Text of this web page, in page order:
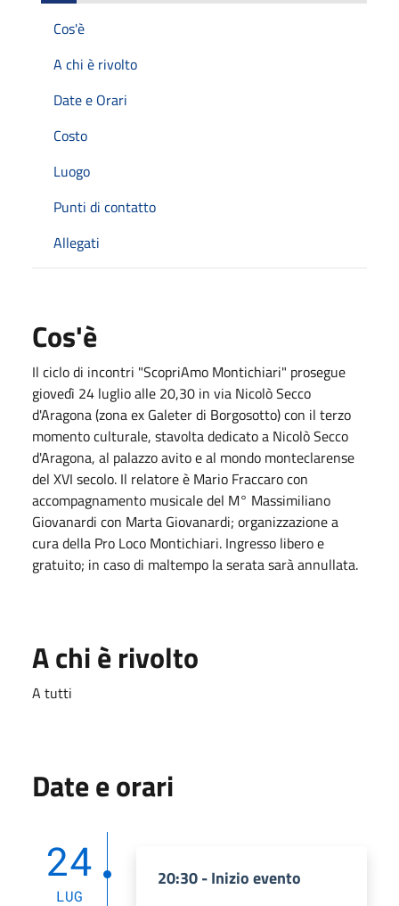
Cos'è
A chi è rivolto
Date e Orari
Costo
Luogo
Punti di contatto
Allegati
Cos'è
Il ciclo di incontri "ScopriAmo Montichiari" prosegue
giovedì 24 luglio alle 20,30 in via Nicolò Secco
d'Aragona (zona ex Galeter di Borgosotto) con il terzo
momento culturale, stavolta dedicato a Nicolò Secco
d'Aragona, al palazzo avito e al mondo monteclarense
del XVI secolo. Il relatore è Mario Fraccaro con
accompagnamento musicale del M° Massimiliano
Giovanardi con Marta Giovanardi; organizzazione a
cura della Pro Loco Montichiari. Ingresso libero e
gratuito; in caso di maltempo la serata sarà annullata.
A chi è rivolto
A tutti
Date e orari
24
LUG
20:30 - Inizio evento